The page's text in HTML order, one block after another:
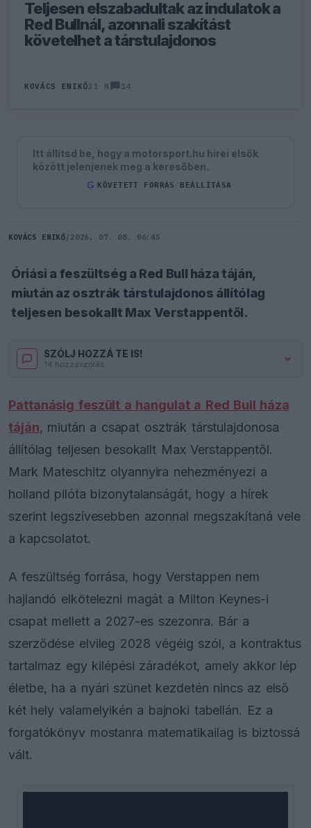
Teljesen elszabadultak az indulatok a
Red Bullnál, azonnali szakítást
követelhet a társtulajdonos
KOVÁCS ENIKŐ31 N 14
Itt állítsd be, hogy a motorsport.hu hírei elsők
között jelenjenek meg a keresőben.
G KÖVETETT FORRÁS BEÁLLÍTÁSA
KOVÁCS ENIKŐ/ 2026. 07. 08. 06:45
Óriási a feszültség a Red Bull háza táján,
miután az osztrák társtulajdonos állítólag
teljesen besokallt Max Verstappentől.
SZÓLJ HOZZÁ TE IS!
14 hozzászólás.
Pattanásig feszült a hangulat a Red Bull háza
táján, miután a csapat osztrák társtulajdonosa
állítólag teljesen besokallt Max Verstappentől.
Mark Mateschitz olyannyira nehezményezi a
holland pilóta bizonytalanságát, hogy a hírek
szerint legszívesebben azonnal megszakítaná vele
a kapcsolatot.
A feszültség forrása, hogy Verstappen nem
hajlandó elkötelezni magát a Milton Keynes-i
csapat mellett a 2027-es szezonra. Bár a
szerződése elvileg 2028 végéig szól, a kontraktus
tartalmaz egy kilépési záradékot, amely akkor lép
életbe, ha a nyári szünet kezdetén nincs az első
két hely valamelyikén a bajnoki tabellán. Ez a
forgatókönyv mostanra matematikailag is biztossá
vált.